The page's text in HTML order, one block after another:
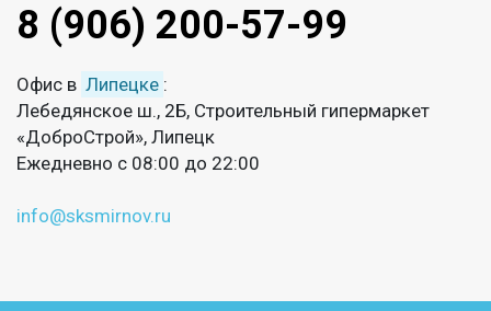
8 (906) 200-57-99
Офис в Липецке :
Лебедянское ш., 2Б, Строительный гипермаркет
«ДоброСтрой», Липецк
Ежедневно с 08:00 до 22:00
info@sksmirnov.ru